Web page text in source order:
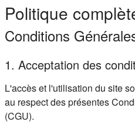
Politique
Conditions
1. Acceptation des
L'accès et l'utilisation du site
au respect des présentes
(CGU).